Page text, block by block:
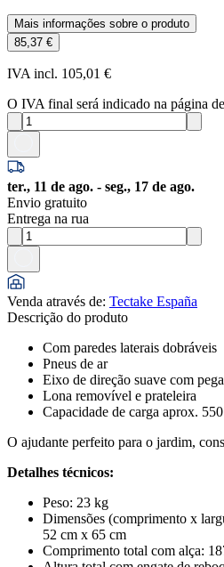
Mais informações sobre o produto
85,37 €
IVA incl. 105,01 €
O IVA final será indicado na página
ter., 11 de ago. - seg., 17 de ago.
Envio gratuito
Entrega na rua
Venda através de: Tectake España
Descrição do produto
Com paredes laterais dobráveis
Pneus de ar
Eixo de direção suave com
Lona removível e prateleira
Capacidade de carga aprox.
O ajudante perfeito para o jardim,
Detalhes técnicos:
Peso: 23 kg
Dimensões (comprimento x
52 cm x 65 cm
Comprimento total com alça: